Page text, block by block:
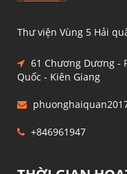
Thư viện Vùng 5 Hải
61 Chương Dương -
Quốc - Kiên Giang
+846961947